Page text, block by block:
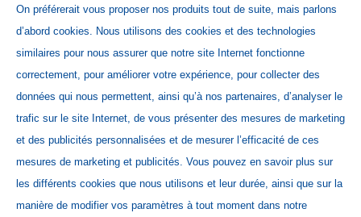
Bereichspersonalleiterin
+41 31 377 25 21
Home
Contact
Newsletter Schweiz
Base de données des médias
Mentions légales
On préférerait vous proposer nos produits tout de suite, mais parlons
d’abord cookies. Nous utilisons des cookies et des technologies
similaires pour nous assurer que notre site Internet fonctionne
correctement, pour améliorer votre expérience, pour collecter des
données qui nous permettent, ainsi qu’à nos partenaires, d’analyser le
trafic sur le site Internet, de vous présenter des mesures de marketing
et des publicités personnalisées et de mesurer l’efficacité de ces
mesures de marketing et publicités. Vous pouvez en savoir plus sur
les différents cookies que nous utilisons et leur durée, ainsi que sur la
manière de modifier vos paramètres à tout moment dans notre